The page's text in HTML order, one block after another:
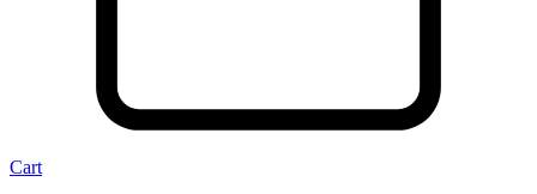
Cart